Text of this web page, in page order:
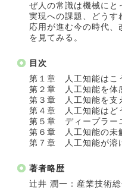
ぜ人の常識は機械にと
実現への課題、どうす
応用が進む今の時代、
を見てみる。
目次
第１章 人工知能はこ
第２章 人工知能を体
第３章 人工知能を支
第４章 人工知能はど
第５章 ディープラー
第６章 人工知能の未
第７章 人工知能が溶
著者略歴
辻井 潤一：産業技術